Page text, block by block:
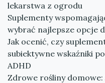
lekarstwa z ogrodu
Suplementy
wybrać najlepsze opcje
Jak ocenić, czy
subiektywne wskaźniki
ADHD
Zdrowe rośliny domowe: